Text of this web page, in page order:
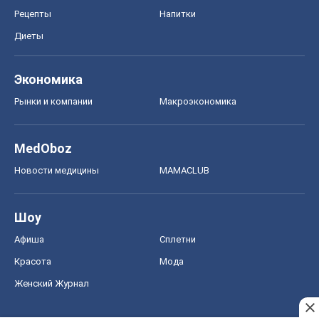
Рецепты Напитки
Диеты
Экономика
Рынки и компании Mакроэкономика
MedOboz
Новости медицины MAMACLUB
Шоу
Афиша Сплетни
Красота Мода
Женский Журнал